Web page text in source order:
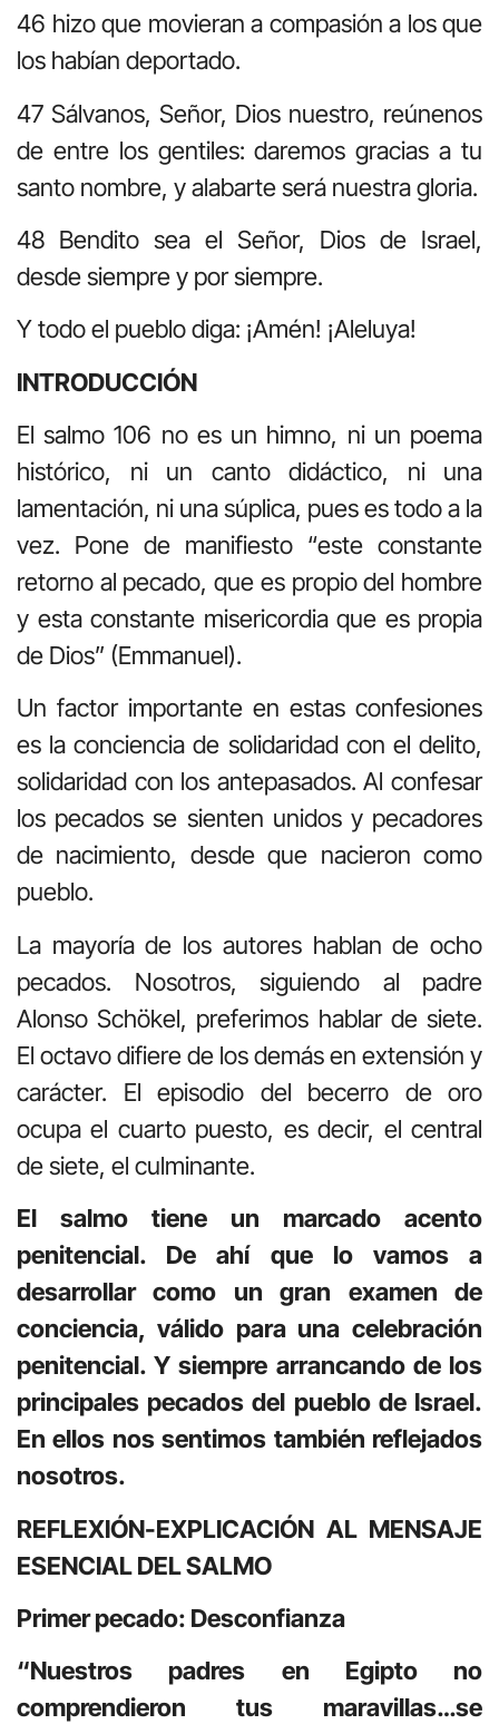
46 hizo que movieran a compasión a los que
los habían deportado.
47 Sálvanos, Señor, Dios nuestro, reúnenos
de entre los gentiles: daremos gracias a tu
santo nombre, y alabarte será nuestra gloria.
48 Bendito sea el Señor, Dios de Israel,
desde siempre y por siempre.
Y todo el pueblo diga: ¡Amén! ¡Aleluya!
INTRODUCCIÓN
El salmo 106 no es un himno, ni un poema
histórico, ni un canto didáctico, ni una
lamentación, ni una súplica, pues es todo a la
vez. Pone de manifiesto “este constante
retorno al pecado, que es propio del hombre
y esta constante misericordia que es propia
de Dios” (Emmanuel).
Un factor importante en estas confesiones
es la conciencia de solidaridad con el delito,
solidaridad con los antepasados. Al confesar
los pecados se sienten unidos y pecadores
de nacimiento, desde que nacieron como
pueblo.
La mayoría de los autores hablan de ocho
pecados. Nosotros, siguiendo al padre
Alonso Schökel, preferimos hablar de siete.
El octavo difiere de los demás en extensión y
carácter. El episodio del becerro de oro
ocupa el cuarto puesto, es decir, el central
de siete, el culminante.
El salmo tiene un marcado acento
penitencial. De ahí que lo vamos a
desarrollar como un gran examen de
conciencia, válido para una celebración
penitencial. Y siempre arrancando de los
principales pecados del pueblo de Israel.
En ellos nos sentimos también reflejados
nosotros.
REFLEXIÓN-EXPLICACIÓN AL MENSAJE
ESENCIAL DEL SALMO
Primer pecado: Desconfianza
“Nuestros padres en Egipto no
comprendieron tus maravillas…se